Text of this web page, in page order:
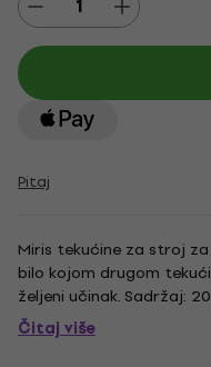
Pitaj
Miris tekućine za stroj
bilo kojom drugom
željeni učinak. Sadržaj:
Čitaj više